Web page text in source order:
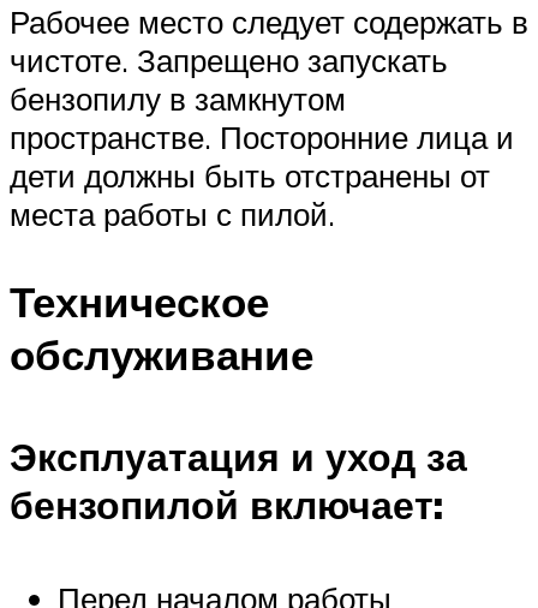
Рабочее место следует содержать в
чистоте. Запрещено запускать
бензопилу в замкнутом
пространстве. Посторонние лица и
дети должны быть отстранены от
места работы с пилой.
Техническое
обслуживание
Эксплуатация и уход за
бензопилой включает:
Перед началом работы